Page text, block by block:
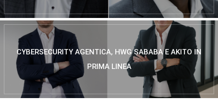
CYBERSECURITY AGENTICA, HWG SABABA E AKITO IN
PRIMA LINEA